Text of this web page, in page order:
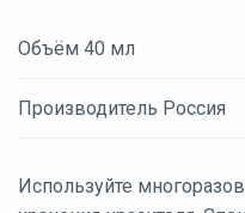
Объём 40 мл
Производитель Россия
Используйте